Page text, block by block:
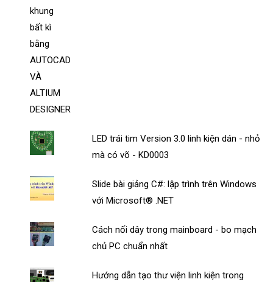
LED trái tim Version 3.0 linh kiện dán - nhỏ
mà có võ - KD0003
Slide bài giảng C#: lập trình trên Windows
với Microsoft® .NET
Cách nối dây trong mainboard - bo mạch
chủ PC chuẩn nhất
Hướng dẫn tạo thư viện linh kiện trong